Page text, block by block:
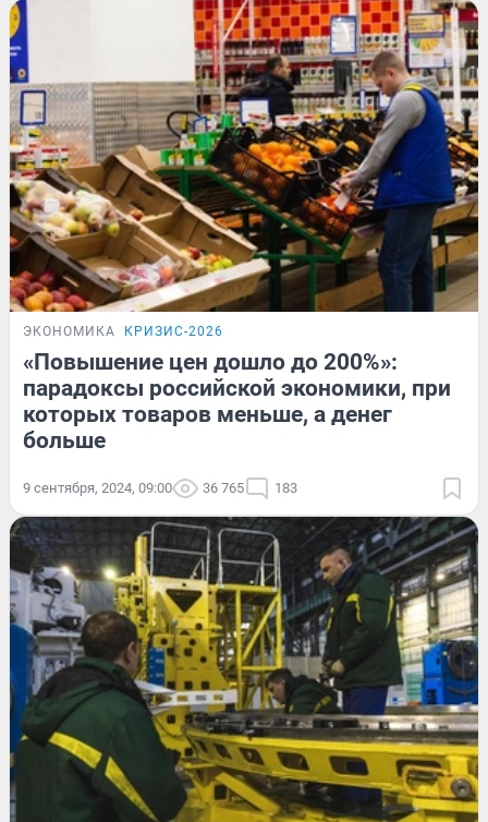
ЭКОНОМИКА КРИЗИС-2026
«Повышение цен дошло до 200%»:
парадоксы российской экономики, при
которых товаров меньше, а денег
больше
9 сентября, 2024, 09:00 36 765 183